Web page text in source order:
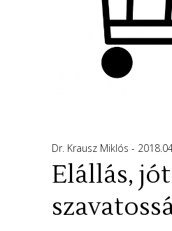
Dr. Krausz Miklós
Elállás,